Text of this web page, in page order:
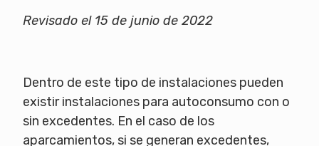
Revisado el 15 de junio de 2022
Dentro de este tipo de instalaciones pueden
existir instalaciones para autoconsumo con o
sin excedentes. En el caso de los
aparcamientos, si se generan excedentes,